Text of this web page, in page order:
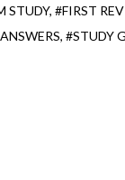
STUDY #FIRST
#STUDY